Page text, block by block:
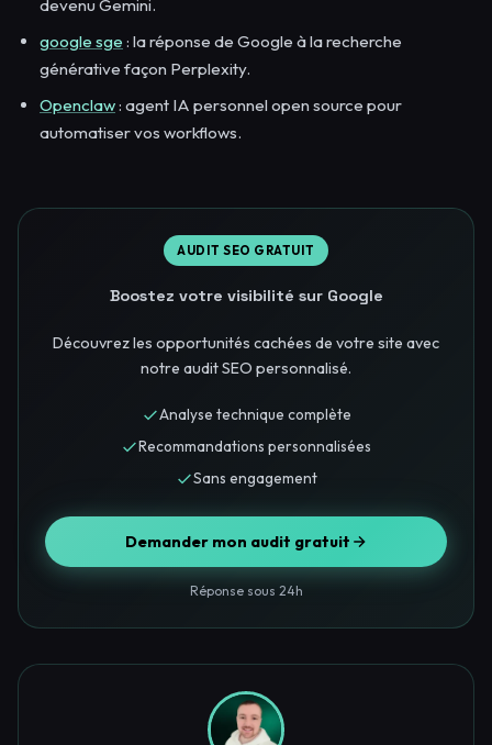
devenu Gemini.
google sge : la réponse de Google à la recherche
générative façon Perplexity.
Openclaw: agent IA personnel open source pour
automatiser vos workflows.
AUDIT SEO GRATUIT
Boostez votre visibilité sur Google
Découvrez les opportunités cachées de votre site avec
notre audit SEO personnalisé.
Analyse technique complète
Recommandations personnalisées
Sans engagement
Demander mon audit gratuit
Réponse sous 24h